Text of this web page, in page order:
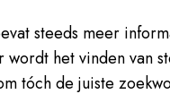
steeds meer
wordt het vinden van
tóch de juiste